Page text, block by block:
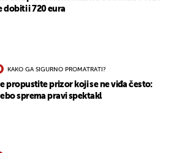
dobiti i 720 eura
KAKO GA SIGURNO PROMATRATI?
propustite prizor koji se ne viđa često:
sprema pravi spektakl